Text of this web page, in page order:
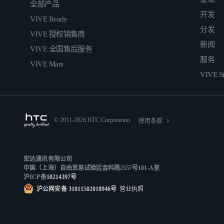
全部产品
VIVE Ready
VIVE 授权销售商
VIVE 全国售后服务
VIVE Mars
开发
分发
新闻
服务
VIVE
© 2011-2026 HTC Corporation 使用条款
宏达通讯有限公司
中国（上海）自由贸易试验区金科路2557号101-A室
沪ICP备10214397号
沪公网安备 31011502018946号 营业执照